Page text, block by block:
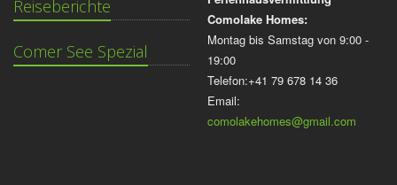
Reiseberichte
Comer See Spezial
Comolake Homes:
Montag bis Samstag von 9:00 -
19:00
Telefon:+41 79 678 14 36
Email:
comolakehomes@gmail.com